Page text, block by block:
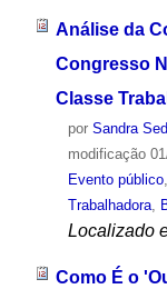
Análise da
Congresso
Classe
por Sandra
modificação
Evento público,
Trabalhadora,
Localizado
Como É o